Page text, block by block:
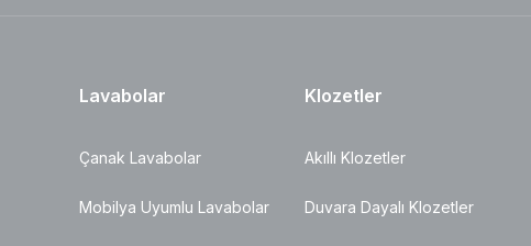
Lavabolar
Çanak Lavabolar
Mobilya Uyumlu Lavabolar
Klozetler
Akıllı Klozetler
Duvara Dayalı Klozetler